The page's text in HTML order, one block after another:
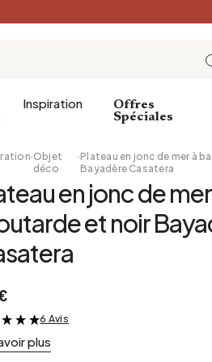
salle de bains
bain
Entrée
Salle à
Inspiration
Petit
Brunch
Offres
Spéciales
·Objet
déco
·Plateau en jonc de mer à
Bayadère Casatera
en jonc de
et noir
&
6 Avis
plus